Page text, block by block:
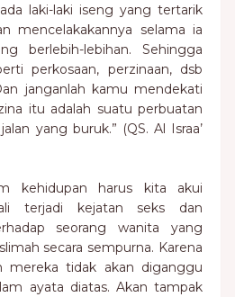
laki-laki iseng yang tertarik
mencelakakannya selama ia
berlebih-lebihan. Sehingga
perkosaan, perzinaan, dsb
janganlah kamu mendekati
itu adalah suatu perbuatan
yang buruk.” (QS. Al Israa’
kehidupan harus kita akui
terjadi kejatan seks dan
seorang wanita yang
secara sempurna. Karena
mereka tidak akan diganggu
ayata diatas. Akan tampak